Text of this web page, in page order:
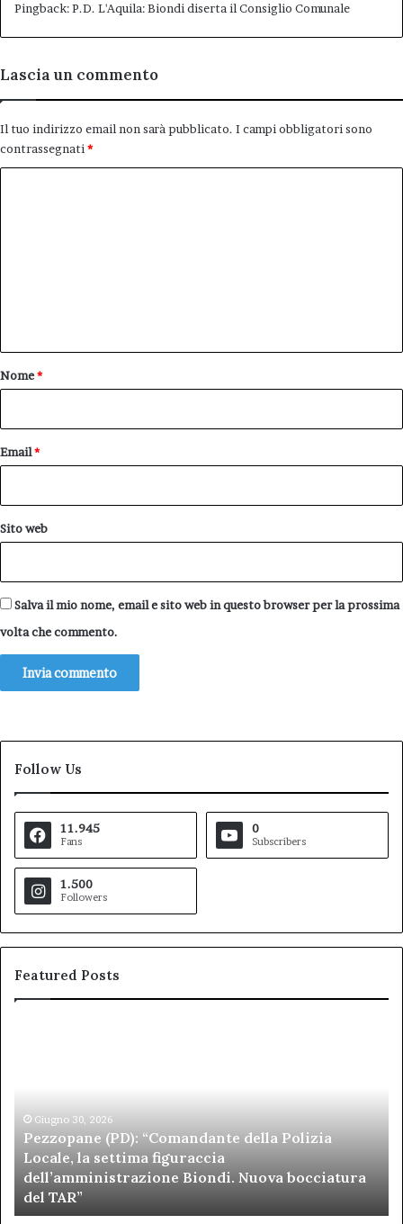
Pingback:P.D. L'Aquila: Biondi diserta il Consiglio Comunale
Lascia un commento
Il tuo indirizzo email non sarà pubblicato. I campi obbligatori sono
contrassegnati*
o
Nome*
Email*
Sito web
Salva il mio nome, email e sito web in questo browser per la prossima
volta che commento.
Follow Us
11.945
Fans
0
Subscribers
1.500
Followers
Featured Posts
Locale,
settima
figuraccia
dell’amministrazione
Biondi.
Giugno 30, 2026
Pezzopane (PD): “Comandante della Polizia
Locale, la settima figuraccia
dell’amministrazione Biondi. Nuova bocciatura
del TAR”